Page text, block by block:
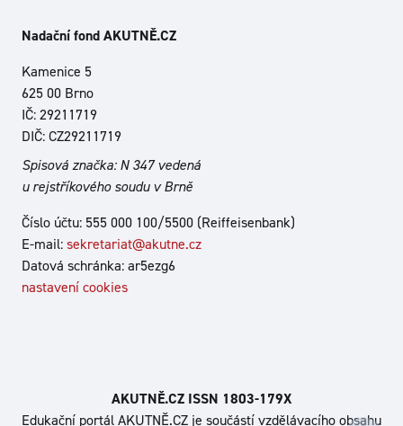
Nadační fond AKUTNĚ.CZ
Kamenice 5
625 00 Brno
IČ: 29211719
DIČ: CZ29211719
Spisová značka: N 347 vedená
u rejstříkového soudu v Brně
Číslo účtu: 555 000 100/5500 (Reiffeisenbank)
E-mail:sekretariat@akutne.cz
Datová schránka: ar5ezg6
nastavení cookies
AKUTNĚ.CZ ISSN 1803‑179X
Edukační portál AKUTNĚ.CZ je součástí vzdělávacího obsahu